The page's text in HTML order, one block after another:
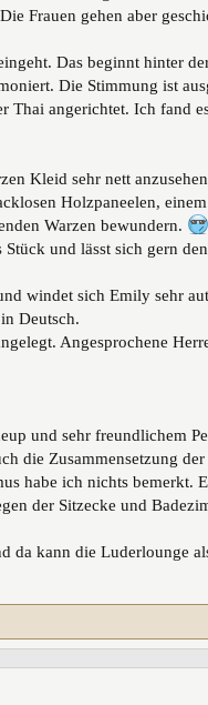
Frauen gehen aber
Das beginnt hinter
Die Stimmung ist
angerichtet. Ich fand
Kleid sehr nett
Holzpaneelen,
Warzen bewundern.
und lässt sich gern
windet sich Emily sehr
Deutsch.
Angesprochene
und sehr freundlichem
die Zusammensetzung
habe ich nichts bemerkt.
der Sitzecke und
da kann die Luderlounge